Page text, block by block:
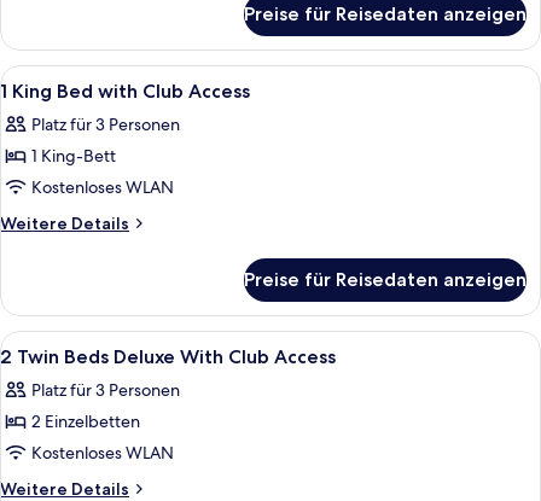
Balcony
anzeigen
King
Bed
Deluxe
Balcony
Preise für Reisedaten anzeigen
Alle
Fotos
für
1
King
Bed
Access
anzeigen
Eingang des Grand Hyatt Hotels mit
1
1 King Bed with Club Access
Platz für 3 Personen
1 King-Bett
Kostenloses WLAN
Weitere Details
Weitere
King
Bed
with
Access
Preise für Reisedaten anzeigen
Alle
Fotos
für
2
Twin
Beds
Minibar, Zimmersafe, Schreibtisch,
1
2 Twin Beds Deluxe With Club Access
Platz für 3 Personen
2 Einzelbetten
Kostenloses WLAN
Weitere Details
Weitere